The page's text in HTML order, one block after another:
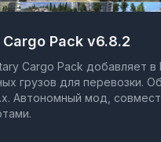
Pack v6.8.2
Cargo Pack добавляет в
грузов для перевозки.
Автономный мод,